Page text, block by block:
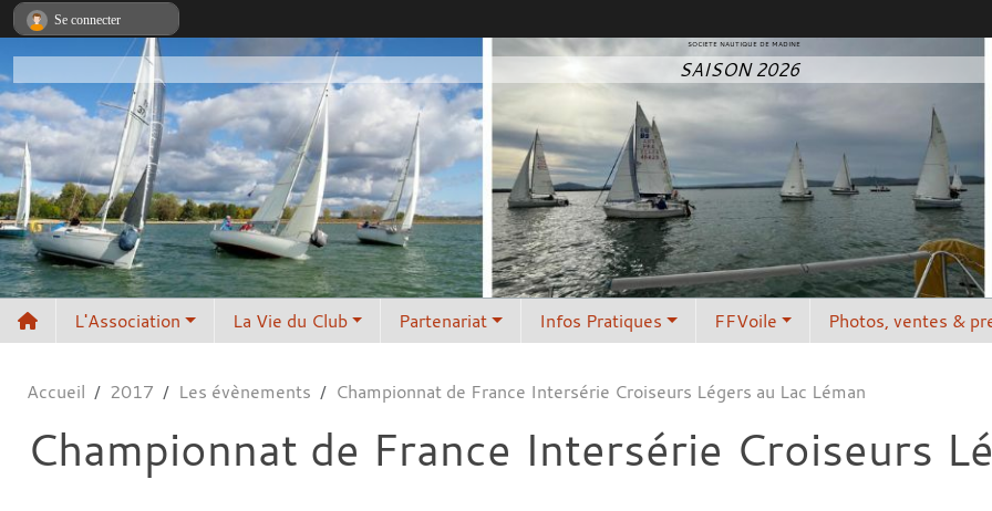
SOCIETE NAUTIQUE DE MADINE
SAISON 2026
L'Association La Vie du Club Partenariat Infos Pratiques FFVoile Photos, ventes &
Accueil 2017 Les évènements Championnat de France Intersérie Croiseurs Légers au Lac Léman
Championnat de France Intersérie Croiseurs
Se connecter
Panneau de gestion des cookies